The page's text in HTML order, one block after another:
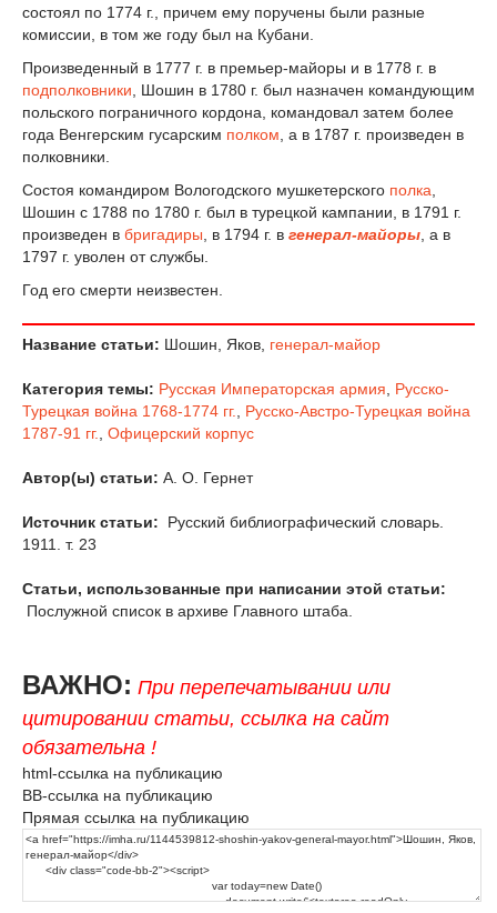
состоял по 1774 г., причем ему поручены были разные
комиссии, в том же году был на Кубани.
Произведенный в 1777 г. в премьер-майоры и в 1778 г. в
подполковники , Шошин в 1780 г. был назначен командующим
польского пограничного кордона, командовал затем более
года Венгерским гусарским полком , а в 1787 г. произведен в
полковники.
Состоя командиром Вологодского мушкетерского полка
Шошин с 1788 по 1780 г. был в турецкой кампании, в 1791 г.
произведен в бригадиры , в 1794 г. в генерал-майоры , а в
1797 г. уволен от службы.
Год его смерти неизвестен.
Название статьи: Шошин, Яков, генерал-майор
Категория темы: Русская Императорская армия
Русско-
Турецкая война 1768-1774 гг.
Русско-Австро-Турецкая война
1787-91 гг.
Офицерский корпус
Автор(ы) статьи: А. О. Гернет
Источник статьи:
Русский библиографический словарь.
1911. т. 23
Статьи, использованные при написании этой статьи:
Послужной список в архиве Главного штаба.
ВАЖНО: При перепечатывании или
цитировании статьи, ссылка на сайт
обязательна !
html-ссылка на публикацию
BB-ссылка на публикацию
Прямая ссылка на публикацию